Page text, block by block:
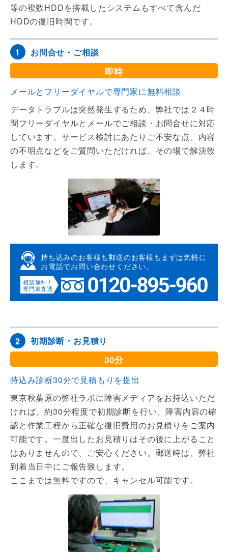
等の複数HDDを搭載したシステムもすべて含んだ
HDDの復旧時間です。
1 お問合せ・ご相談
即時
メールとフリーダイヤルで専門家に無料相談
データトラブルは突然発生するため、弊社では２４時
間フリーダイヤルとメールでご相談・お問合せに対応
しています。サービス検討にあたりご不安な点、内容
の不明点などをご質問いただければ、その場で解決致
します。
持ち込みのお客様も郵送のお客様も まずは気軽に
お電話でお問い合わせください。
相談無料！
専門家直通
2 初期診断・お見積り
30分
持込み診断30分で見積もりを提出
東京秋葉原の弊社ラボに障害メディアをお持込いただ
ければ、約30分程度で初期診断を行い、障害内容の確
認と作業工程から正確な復旧費用のお見積りをご案内
可能です。一度出したお見積りはその後に上がること
はありませんので、ご安心ください。郵送時は、弊社
到着当日中にご報告致します。
ここまでは無料ですので、 キャンセル可能です。